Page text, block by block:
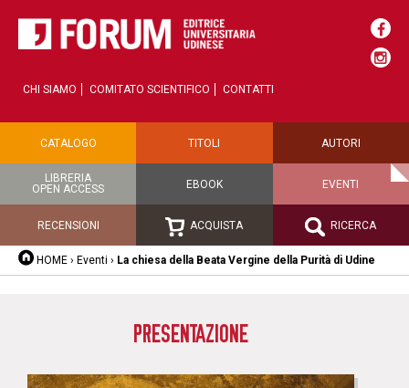
CHI SIAMO COMITATO SCIENTIFICO CONTATTI
CATALOGO TITOLI AUTORI
LIBRERIA
OPEN ACCESS
EBOOK EVENTI
RECENSIONI ACQUISTA RICERCA
HOME › Eventi › La chiesa della Beata Vergine della Purità di Udine
PRESENTAZIONE